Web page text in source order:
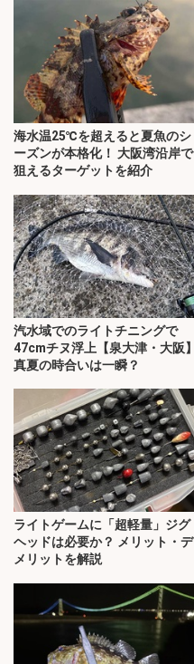
海水温25℃を超えると夏魚のシ
ーズンが本格化！ 大阪湾沿岸で
狙えるターゲットを紹介
汽水域でのライトチニングで
47cmチヌ浮上【泉大津・大阪】
真夏の時合いは一瞬？
ライトゲームに「超軽量」ジグ
ヘッドは必要か？ メリット・デ
メリットを解説